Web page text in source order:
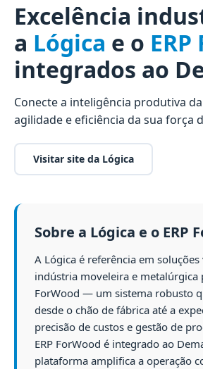
Excelência
a Lógica e o
integrados ao
Conecte a inteligência produtiva
agilidade e eficiência da sua força
Visitar site da Lógica
Sobre a Lógica e o ERP
A Lógica é referência em
indústria moveleira e metalúrgica
ForWood — um sistema robusto
desde o chão de fábrica até a
precisão de custos e gestão de
ERP ForWood é integrado ao
plataforma amplifica a operação